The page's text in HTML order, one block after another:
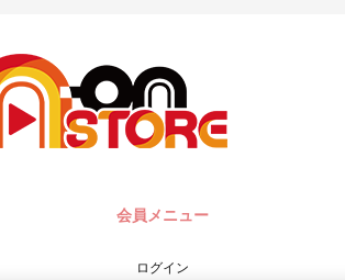
会員メニュー
ログイン